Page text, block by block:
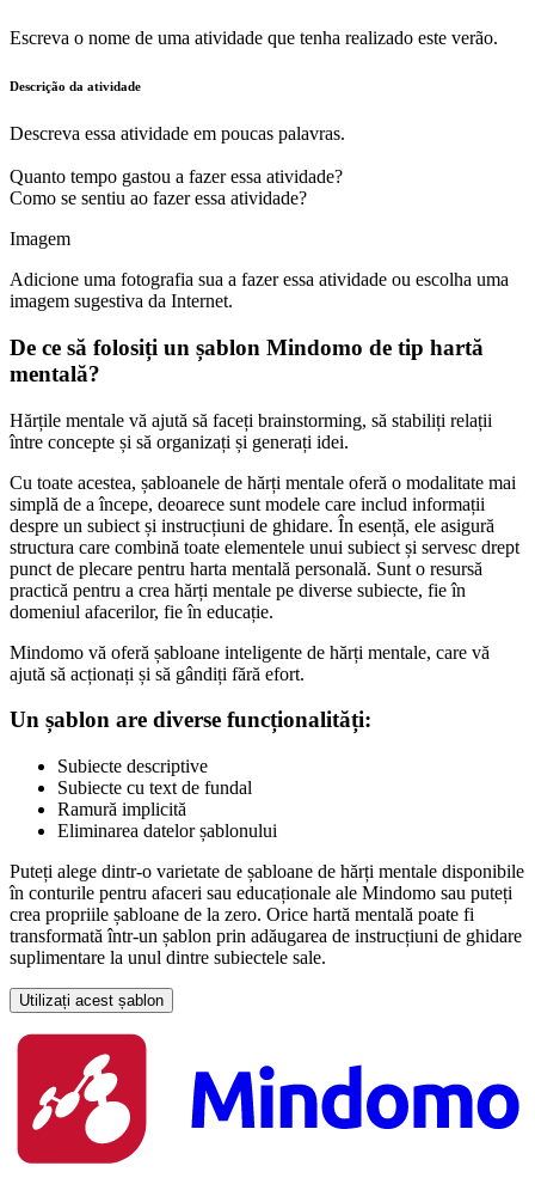
Escreva o nome de uma atividade que tenha realizado este verão.
Descrição da atividade
Descreva essa atividade em poucas palavras.
Quanto tempo gastou a fazer essa atividade?
Como se sentiu ao fazer essa atividade?
Imagem
Adicione uma fotografia sua a fazer essa atividade ou escolha uma
imagem sugestiva da Internet.
De ce să folosiți un șablon Mindomo de tip hartă
mentală?
Hărțile mentale vă ajută să faceți brainstorming, să stabiliți relații
între concepte și să organizați și generați idei.
Cu toate acestea, șabloanele de hărți mentale oferă o modalitate mai
simplă de a începe, deoarece sunt modele care includ informații
despre un subiect și instrucțiuni de ghidare. În esență, ele asigură
structura care combină toate elementele unui subiect și servesc drept
punct de plecare pentru harta mentală personală. Sunt o resursă
practică pentru a crea hărți mentale pe diverse subiecte, fie în
domeniul afacerilor, fie în educație.
Mindomo vă oferă șabloane inteligente de hărți mentale, care vă
ajută să acționați și să gândiți fără efort.
Un șablon are diverse funcționalități:
Subiecte descriptive
Subiecte cu text de fundal
Ramură implicită
Eliminarea datelor șablonului
Puteți alege dintr-o varietate de șabloane de hărți mentale disponibile
în conturile pentru afaceri sau educaționale ale Mindomo sau puteți
crea propriile șabloane de la zero. Orice hartă mentală poate fi
transformată într-un șablon prin adăugarea de instrucțiuni de ghidare
suplimentare la unul dintre subiectele sale.
Utilizați acest șablon